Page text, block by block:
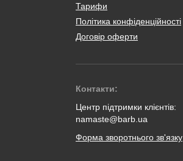
Тарифи
Політика конфіденційності
Договір оферти
Контакти:
Центр підтримки клієнтів:
namaste@barb.ua
Форма зворотнього зв'язку